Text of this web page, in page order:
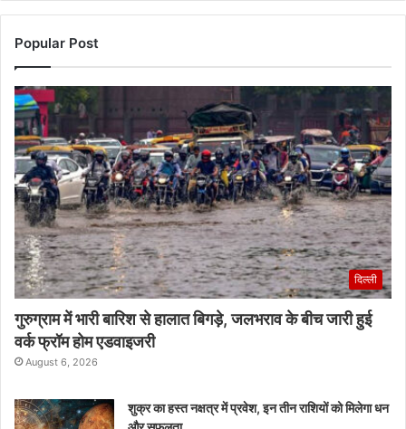
Popular Post
दिल्ली
गुरुग्राम में भारी बारिश से हालात बिगड़े, जलभराव के बीच जारी हुई
वर्क फ्रॉम होम एडवाइजरी
August 6, 2026
शुक्र का हस्त नक्षत्र में प्रवेश, इन तीन राशियों को मिलेगा धन